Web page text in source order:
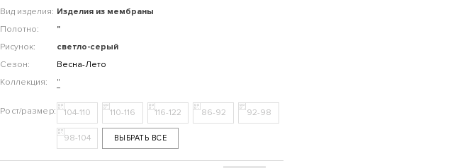
Вид изделия: Изделия из мембраны
Полотно:
"
Рисунок:
светло-серый
Сезон:
Весна-Лето
Коллекция:
"
104-110 110-116 116-122 86-92 92-98
98-104 ВЫБРАТЬ ВСЕ